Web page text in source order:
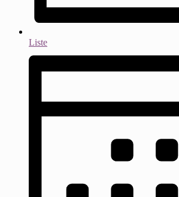
Liste